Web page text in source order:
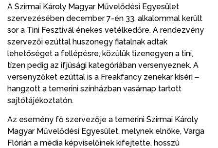
A Szirmai Károly Magyar Művelődési Egyesület
szervezésében december 7-én 33. alkalommal került
sor a Tini Fesztivál énekes vetélkedőre. A rendezvény
szervezői ezúttal huszonegy fiatalnak adtak
lehetőséget a fellépésre, közülük tizenegyen a tini,
tízen pedig az ifjúsági kategóriában versenyeznek. A
versenyzőket ezúttal is a Freakfancy zenekar kíséri ‒
hangzott a temerini színházban vasárnap tartott
sajtótájékoztatón.
Az esemény fő szervezője a temerini Szirmai Károly
Magyar Művelődési Egyesület, melynek elnöke, Varga
Flórián a média képviselőinek kifejtette, hosszú